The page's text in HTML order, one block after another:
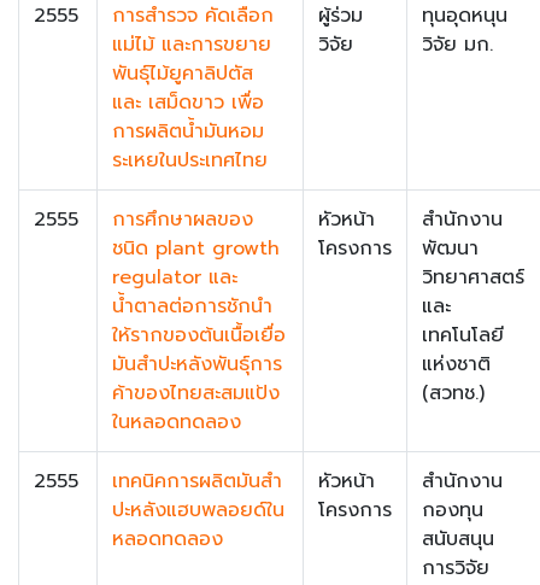
2555
การสำรวจ คัดเลือก
แม่ไม้ และการขยาย
พันธุ์ไม้ยูคาลิปตัส
และ เสม็ดขาว เพื่อ
การผลิตน้ำมันหอม
ระเหยในประเทศไทย
ผู้ร่วม
วิจัย
ทุนอุดหนุน
วิจัย มก.
2555
การศึกษาผลของ
ชนิด plant growth
regulator และ
น้ำตาลต่อการชักนำ
ให้รากของต้นเนื้อเยื่อ
มันสำปะหลังพันธุ์การ
ค้าของไทยสะสมแป้ง
ในหลอดทดลอง
หัวหน้า
โครงการ
สำนักงาน
พัฒนา
วิทยาศาสตร์
และ
เทคโนโลยี
แห่งชาติ
(สวทช.)
2555
เทคนิคการผลิตมันสำ
ปะหลังแฮบพลอยด์ใน
หลอดทดลอง
หัวหน้า
โครงการ
สำนักงาน
กองทุน
สนับสนุน
การวิจัย